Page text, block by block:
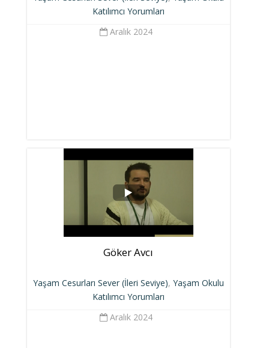
Katılımcı Yorumları
Aralık 2024
Göker Avcı
Yaşam Cesurları Sever (İleri Seviye), Yaşam Okulu
Katılımcı Yorumları
Aralık 2024